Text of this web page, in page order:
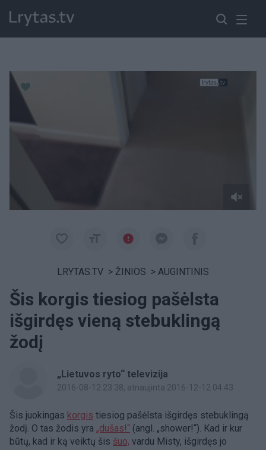
LRYTAS.TV > ŽINIOS > AUGINTINIS
Šis korgis tiesiog pašėlsta
išgirdęs vieną stebuklingą
žodį
„Lietuvos ryto“ televizija
2016-08-12 23:38, atnaujinta 2016-12-12 04:43
Šis juokingas korgis tiesiog pašėlsta išgirdęs stebuklingą
žodį. O tas žodis yra „dušas!“ (angl. „shower!“). Kad ir kur
būtų, kad ir ką veiktų šis šuo, vardu Misty, išgirdęs jo